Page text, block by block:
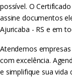
possível. O
assine documentos
Ajuricaba - RS e em
Atendemos empresas
com excelência.
e simplifique sua